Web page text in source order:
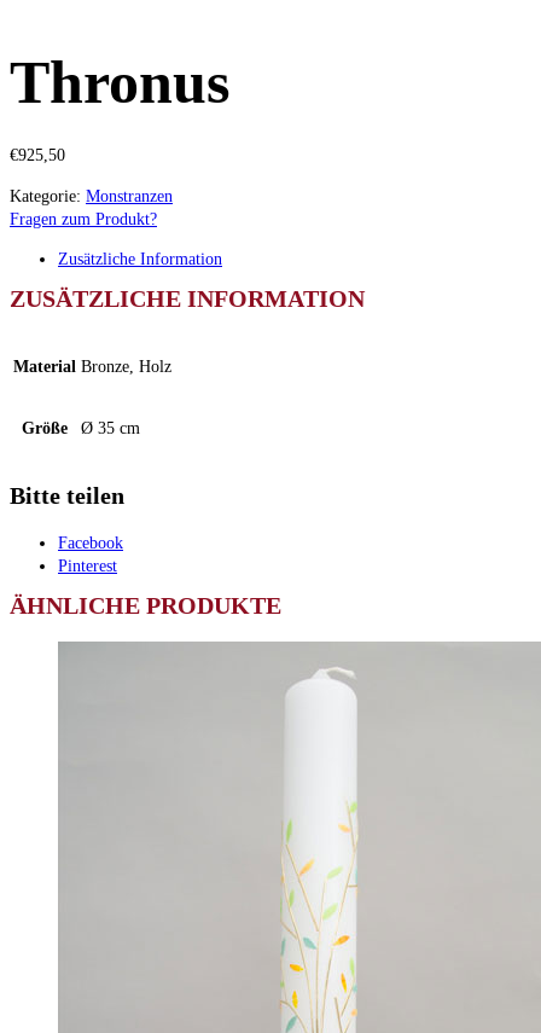
Thronus
€925,50
Kategorie: Monstranzen
Fragen zum Produkt?
Zusätzliche Information
ZUSÄTZLICHE INFORMATION
Material Bronze, Holz
Größe Ø 35 cm
Bitte teilen
Facebook
Pinterest
ÄHNLICHE PRODUKTE